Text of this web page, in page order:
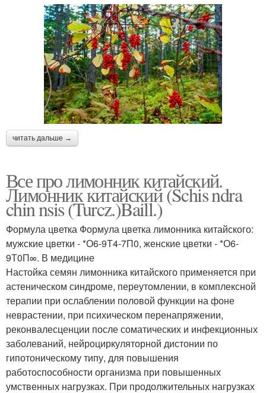
читать дальше →
Все про лимонник китайский.
Лимонник китайский (Schis ndra
chin nsis (Turcz.)Baill.)
Формула цветка Формула цветка лимонника китайского:
мужские цветки - *О6-9Т4-7П0, женские цветки - *О6-
9Т0П∞. В медицине
Настойка семян лимонника китайского применяется при
астеническом синдроме, переутомлении, в комплексной
терапии при ослаблении половой функции на фоне
неврастении, при психическом перенапряжении,
реконвалесценции после соматических и инфекционных
заболеваний, нейроциркуляторной дистонии по
гипотоническому типу, для повышения
работоспособности организма при повышенных
умственных нагрузках. При продолжительных нагрузках